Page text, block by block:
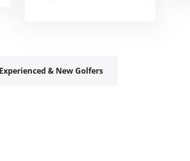
& New Golfers